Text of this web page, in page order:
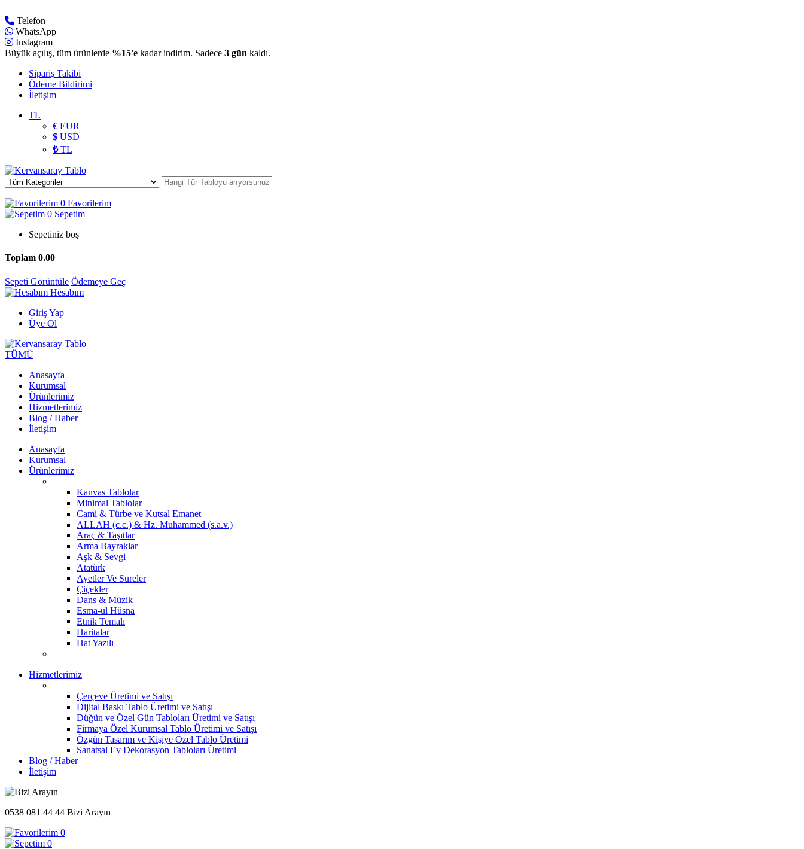
Telefon
WhatsApp
İnstagram
Büyük açılış, tüm ürünlerde %15'e kadar indirim. Sadece 3 gün kaldı.
Sipariş Takibi
Ödeme Bildirimi
İletişim
TL
€ EUR
$ USD
₺TL
0 Favorilerim
0 Sepetim
Sepetiniz boş
Toplam 0.00
Sepeti Görüntüle Ödemeye Geç
Hesabım
Giriş Yap
Üye Ol
TÜMÜ
Anasayfa
Kurumsal
Ürünlerimiz
Hizmetlerimiz
Blog / Haber
İletişim
Anasayfa
Kurumsal
Ürünlerimiz
Kanvas Tablolar
Minimal Tablolar
Cami & Türbe ve Kutsal Emanet
ALLAH (c.c.) & Hz. Muhammed (s.a.v.)
Araç & Taşıtlar
Arma Bayraklar
Aşk & Sevgi
Atatürk
Ayetler Ve Sureler
Çiçekler
Dans & Müzik
Esma-ul Hüsna
Etnik Temalı
Haritalar
Hat Yazılı
Hizmetlerimiz
Çerçeve Üretimi ve Satışı
Dijital Baskı Tablo Üretimi ve Satışı
Düğün ve Özel Gün Tabloları Üretimi ve Satışı
Firmaya Özel Kurumsal Tablo Üretimi ve Satışı
Özgün Tasarım ve Kişiye Özel Tablo Üretimi
Sanatsal Ev Dekorasyon Tabloları Üretimi
Blog / Haber
İletişim
0538 081 44 44 Bizi Arayın
0
0